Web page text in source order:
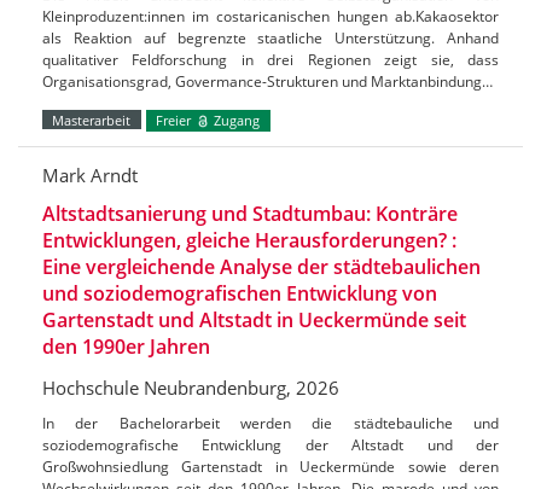
Kleinproduzent:innen im costaricanischen hungen ab.Kakaosektor
als Reaktion auf begrenzte staatliche Unterstützung. Anhand
qualitativer Feldforschung in drei Regionen zeigt sie, dass
Organisationsgrad, Govermance-Strukturen und Marktanbindung…
Masterarbeit Freier Zugang
Mark Arndt
Altstadtsanierung und Stadtumbau: Konträre
Entwicklungen, gleiche Herausforderungen? :
Eine vergleichende Analyse der städtebaulichen
und soziodemografischen Entwicklung von
Gartenstadt und Altstadt in Ueckermünde seit
den 1990er Jahren
Hochschule Neubrandenburg, 2026
In der Bachelorarbeit werden die städtebauliche und
soziodemografische Entwicklung der Altstadt und der
Großwohnsiedlung Gartenstadt in Ueckermünde sowie deren